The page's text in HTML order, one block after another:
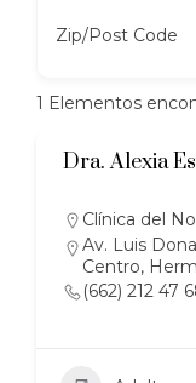
Zip/Post Code
1 Elementos
Dra. Alexia
Clínica del
Av. Luis
Centro,
(662) 212 47